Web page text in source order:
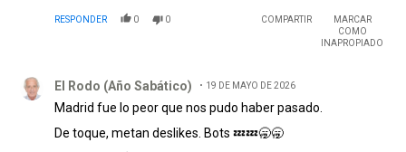
mejor y prefiero a spiff por salas para que no se desgaste
por las dudas al igual que pereyra por quinteros por lo
aceitada. tiene que ser por ahi. jaime y spiff se entienden
bien tambien.
RESPONDER 0 0 COMPARTIR
MARCAR
COMO
INAPROPIADO
El Rodo (Año Sabático) 19 DE MAYO DE 2026
Madrid fue lo peor que nos pudo haber pasado.
De toque, metan deslikes. Bots 💤💤🥱🥱